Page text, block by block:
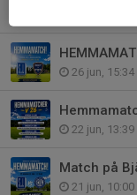
26 jun, 15:34
22 jun, 13:39
Match på
21 jun, 10:00